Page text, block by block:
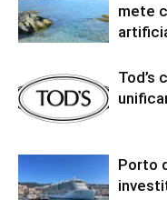
mete
Tod’s
Porto